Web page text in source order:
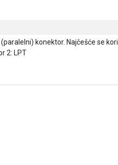
konektor. Najčešće se
2: LPT